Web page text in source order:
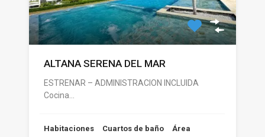
ALTANA SERENA DEL MAR
ESTRENAR – ADMINISTRACION INCLUIDA
Cocina…
Habitaciones Cuartos de baño Área